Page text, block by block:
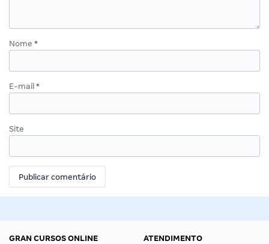
Nome *
E-mail *
Site
GRAN CURSOS ONLINE
ATENDIMENTO